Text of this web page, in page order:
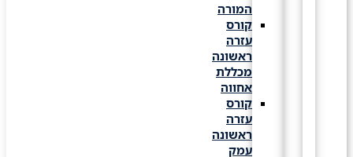
המורה
קורס
עזרה
ראשונה
מכללת
אחווה
קורס
עזרה
ראשונה